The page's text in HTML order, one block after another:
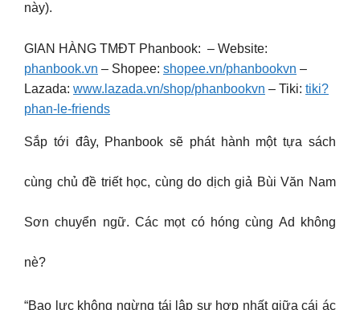
này).
GIAN HÀNG TMĐT Phanbook: – Website:
phanbook.vn – Shopee: shopee.vn/phanbookvn –
Lazada: www.lazada.vn/shop/phanbookvn – Tiki: tiki?
phan-le-friends
Sắp tới đây, Phanbook sẽ phát hành một tựa sách
cùng chủ đề triết học, cùng do dịch giả Bùi Văn Nam
Sơn chuyển ngữ. Các mọt có hóng cùng Ad không
nè?
“Bạo lực không ngừng tái lập sự hợp nhất giữa cái ác